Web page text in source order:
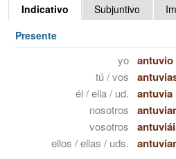
Indicativo Subjuntivo
Presente
yo antuvio
tú / vos
él / ella / ud. antuvia
nosotros
vosotros
ellos / ellas / uds.